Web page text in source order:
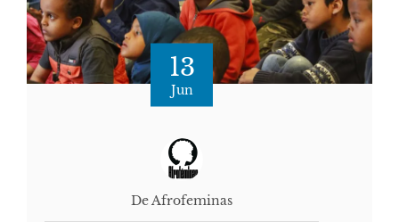
13
Jun
De Afrofeminas